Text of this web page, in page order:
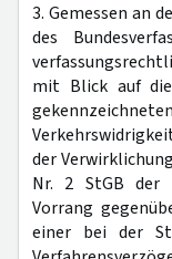
3. Gemessen an
des
mit Blick auf
der
Nr. 2 StGB der
Vorrang
einer bei der